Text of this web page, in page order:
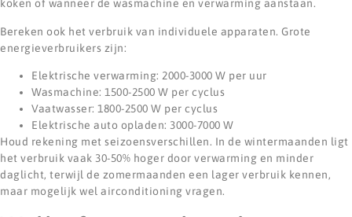
koken of wanneer de wasmachine en verwarming aanstaan.
Bereken ook het verbruik van individuele apparaten. Grote
energieverbruikers zijn:
Elektrische verwarming: 2000-3000 W per uur
Wasmachine: 1500-2500 W per cyclus
Vaatwasser: 1800-2500 W per cyclus
Elektrische auto opladen: 3000-7000 W
Houd rekening met seizoensverschillen. In de wintermaanden ligt
het verbruik vaak 30-50% hoger door verwarming en minder
daglicht, terwijl de zomermaanden een lager verbruik kennen,
maar mogelijk wel airconditioning vragen.